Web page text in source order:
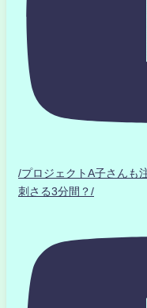
/プロジェクトA子さん
刺さる3分間？/